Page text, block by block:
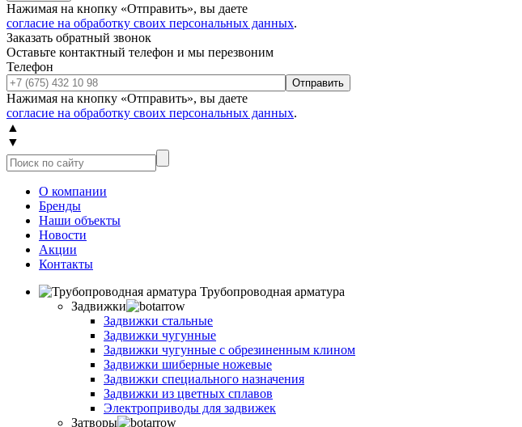
Нажимая на кнопку «Отправить», вы даете
согласие на обработку своих персональных данных.
Заказать обратный звонок
Оставьте контактный телефон и мы перезвоним
Телефон
Отправить
Нажимая на кнопку «Отправить», вы даете
согласие на обработку своих персональных данных.
▲
▼
О компании
Бренды
Наши объекты
Новости
Акции
Контакты
Трубопроводная арматура
Задвижки
Задвижки стальные
Задвижки чугунные
Задвижки чугунные с обрезиненным клином
Задвижки шиберные ножевые
Задвижки специального назначения
Задвижки из цветных сплавов
Электроприводы для задвижек
Затворы